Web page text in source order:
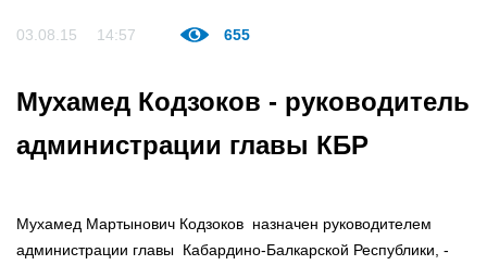
03.08.15 14:57 655
Мухамед Кодзоков - руководитель
администрации главы КБР
Мухамед Мартынович Кодзоков назначен руководителем
администрации главы Кабардино-Балкарской Республики, -